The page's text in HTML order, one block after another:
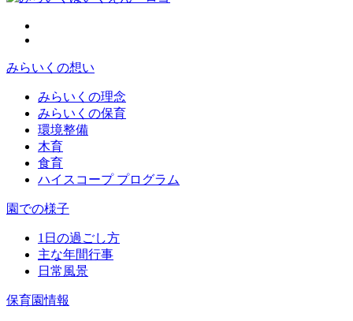
みらいくの想い
みらいくの理念
みらいくの保育
環境整備
木育
食育
ハイスコープ プログラム
園での様子
1日の過ごし方
主な年間行事
日常風景
保育園情報